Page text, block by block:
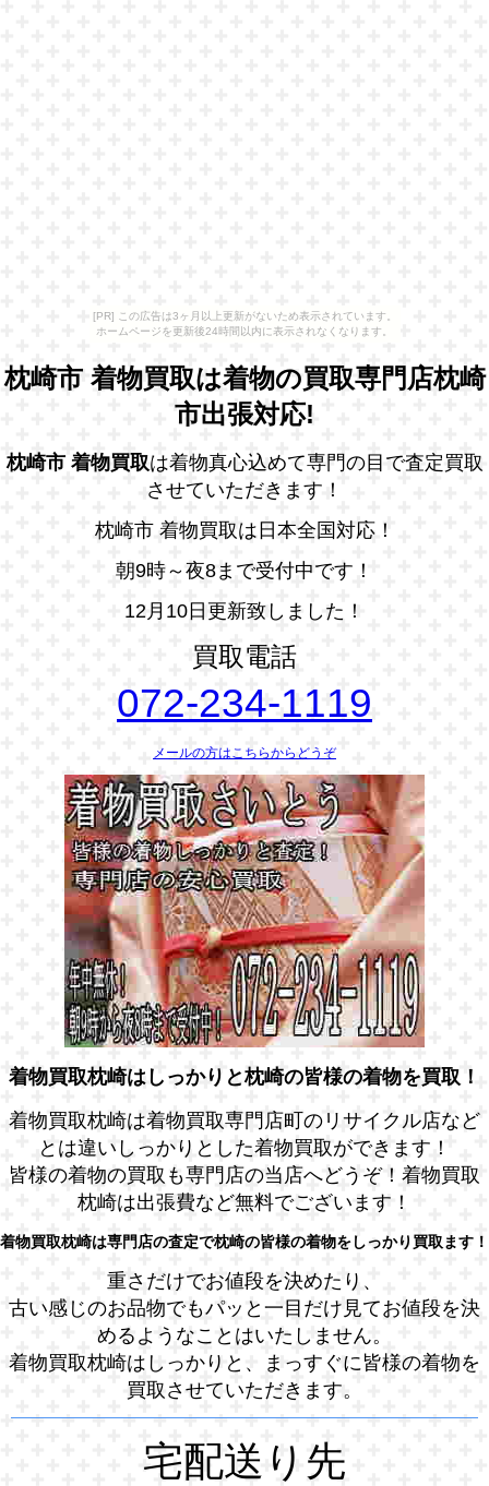
[PR] この広告は3ヶ月以上更新がないため表示されています。
ホームページを更新後24時間以内に表示されなくなります。
枕崎市 着物買取は着物の買取専門店枕崎
市出張対応!
枕崎市 着物買取は着物真心込めて専門の目で査定買取
させていただきます！
枕崎市 着物買取は日本全国対応！
朝9時～夜8まで受付中です！
12月10日更新致しました！
買取電話
072-234-1119
メールの方はこちらからどうぞ
着物買取枕崎はしっかりと枕崎の皆様の着物を買取！
着物買取枕崎は着物買取専門店町のリサイクル店など
とは違いしっかりとした着物買取ができます！
皆様の着物の買取も専門店の当店へどうぞ！着物買取
枕崎は出張費など無料でございます！
着物買取枕崎は専門店の査定で枕崎の皆様の着物をしっかり買取ます！
重さだけでお値段を決めたり、
古い感じのお品物でもパッと一目だけ見てお値段を決
めるようなことはいたしません。
着物買取枕崎はしっかりと、まっすぐに皆様の着物を
買取させていただきます。
宅配送り先